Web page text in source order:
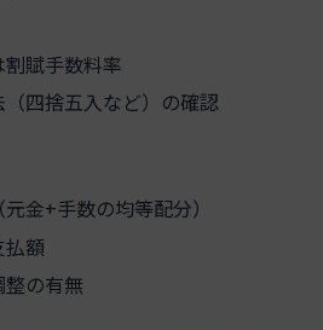
賦手数料率
四捨五入など）の確認
金+手数の均等配分）
払額
の有無